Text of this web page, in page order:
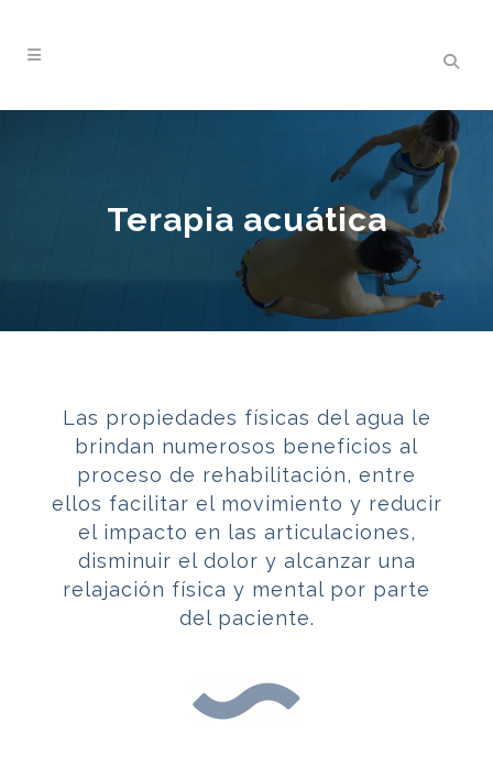
Terapia acuática
Las propiedades físicas del agua le
brindan numerosos beneficios al
proceso de rehabilitación, entre
ellos facilitar el movimiento y reducir
el impacto en las articulaciones,
disminuir el dolor y alcanzar una
relajación física y mental por parte
del paciente.